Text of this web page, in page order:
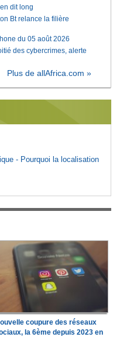
dit long
Bt relance la filière
du 05 août 2026
des cybercrimes, alerte
Plus de allAfrica.com »
- Pourquoi la localisation
coupure des réseaux
la 6ème depuis 2023 en